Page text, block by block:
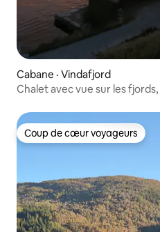
Cabane · Vindafjord
Chalet avec vue sur les
Coup de cœur voyageurs
Coup de cœur voyageurs